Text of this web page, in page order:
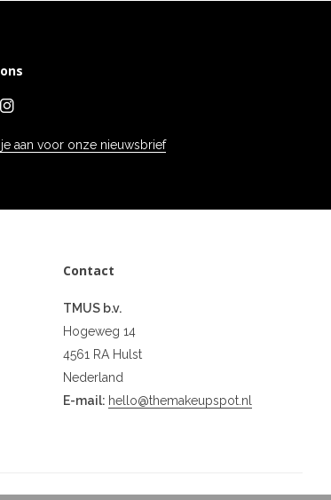
aan voor onze nieuwsbrief
Contact
TMUS b.v.
Hogeweg 14
4561 RA Hulst
Nederland
E-mail: hello@themakeupspot.nl